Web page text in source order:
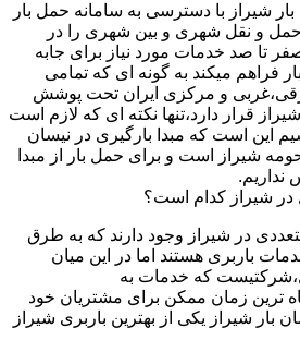
شیراز با دسترسی به سامانه حمل بار
حمل و نقل شهری و بین شهری را در
صفر تا صد خدمات مورد نیاز برای جابه
فراهم میکند به گونه ای که تمامی
و مرکزی ایران تحت پوشش
قرار دارد،تنها نکته ای که لازم است
این است که مبدا بارگیری در نیسان
حومه شیراز است و برای حمل بار از مبدا
شیراز کدام است؟
در شیراز وجود دارند که به طرق
باربری هستند اما در این میان
که خدمات به
ترین زمان ممکن برای مشتریان خود
بار شیراز یکی از بهترین باربری شیراز